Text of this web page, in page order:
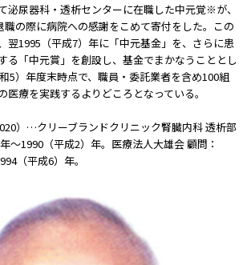
泌尿器科・透析センターに在職した中元覚※が、
職の際に病院への感謝をこめて寄付をした。この
翌1995（平成7）年に「中元基金」を、さらに患
る「中元賞」を創設し、基金でまかなうこととし
5）年度末時点で、職員・委託業者を含め100組
医療を実践するよりどころとなっている。
）…クリーブランドクリニック腎臓内科 透析部
～1990（平成2）年。医療法人大雄会 顧問：
（平成6）年。